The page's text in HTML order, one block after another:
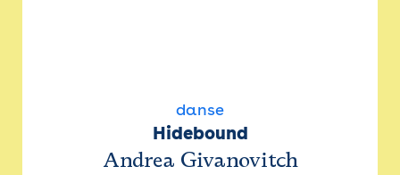
danse
Hidebound
Andrea Givanovitch